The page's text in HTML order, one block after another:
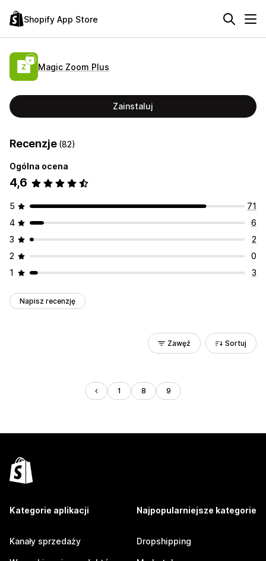
Shopify App Store
Magic Zoom Plus
Zainstaluj
Recenzje (82)
Ogólna ocena
4,6
5
71
4
6
3
2
2
0
1
3
Napisz recenzję
Zawęź Sortuj
1 8 9
Kategorie aplikacji
Kanały sprzedaży
Najpopularniejsze kategorie
Dropshipping